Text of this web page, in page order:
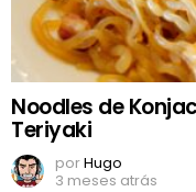
Noodles de
Teriyaki
porHugo
3 meses atrás